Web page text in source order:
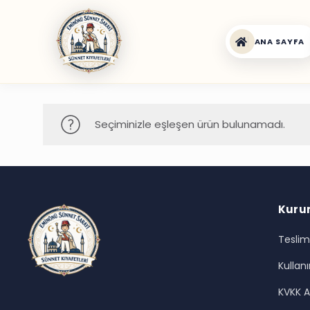
ANA SAYFA
Seçiminizle eşleşen ürün bulunamadı.
KVKK